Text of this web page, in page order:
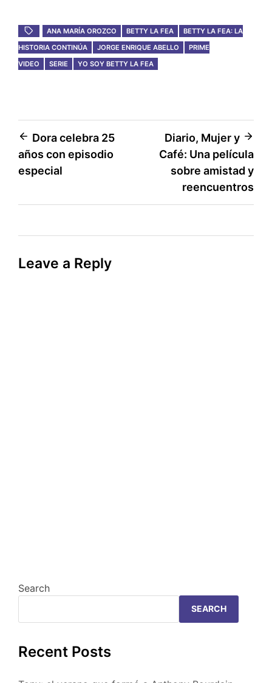
ANA MARÍA OROZCO BETTY LA FEA
BETTY LA FEA: LA
HISTORIA CONTINÚA
JORGE ENRIQUE ABELLO
PRIME
VIDEO
SERIE YO SOY BETTY LA FEA
Post
navigation
Dora celebra 25
años con episodio
especial
Diario, Mujer y
Café: Una película
sobre amistad y
reencuentros
Leave a Reply
Search
SEARCH
Recent Posts